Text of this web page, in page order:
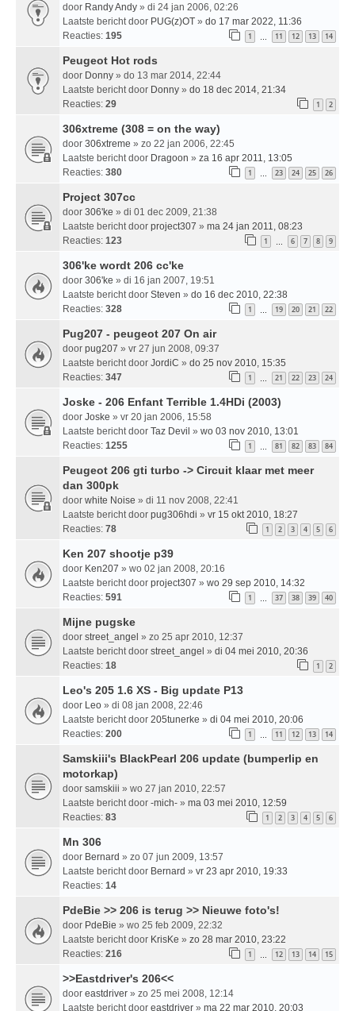
door Randy Andy » di 24 jan 2006, 02:26
Laatste bericht door PUG(z)OT » do 17 mar 2022, 11:36
Reacties: 195 1 … 11 12 13 14
Peugeot Hot rods
door Donny » do 13 mar 2014, 22:44
Laatste bericht door Donny » do 18 dec 2014, 21:34
Reacties: 29 1 2
306xtreme (308 = on the way)
door 306xtreme » zo 22 jan 2006, 22:45
Laatste bericht door Dragoon » za 16 apr 2011, 13:05
Reacties: 380 1 … 23 24 25 26
Project 307cc
door 306'ke » di 01 dec 2009, 21:38
Laatste bericht door project307 » ma 24 jan 2011, 08:23
Reacties: 123 1 … 6 7 8 9
306'ke wordt 206 cc'ke
door 306'ke » di 16 jan 2007, 19:51
Laatste bericht door Steven » do 16 dec 2010, 22:38
Reacties: 328 1 … 19 20 21 22
Pug207 - peugeot 207 On air
door pug207 » vr 27 jun 2008, 09:37
Laatste bericht door JordiC » do 25 nov 2010, 15:35
Reacties: 347 1 … 21 22 23 24
Joske - 206 Enfant Terrible 1.4HDi (2003)
door Joske » vr 20 jan 2006, 15:58
Laatste bericht door Taz Devil » wo 03 nov 2010, 13:01
Reacties: 1255 1 … 81 82 83 84
Peugeot 206 gti turbo -> Circuit klaar met meer
dan 300pk
door white Noise » di 11 nov 2008, 22:41
Laatste bericht door pug306hdi » vr 15 okt 2010, 18:27
Reacties: 78 1 2 3 4 5 6
Ken 207 shootje p39
door Ken207 » wo 02 jan 2008, 20:16
Laatste bericht door project307 » wo 29 sep 2010, 14:32
Reacties: 591 1 … 37 38 39 40
Mijne pugske
door street_angel » zo 25 apr 2010, 12:37
Laatste bericht door street_angel » di 04 mei 2010, 20:36
Reacties: 18 1 2
Leo's 205 1.6 XS - Big update P13
door Leo » di 08 jan 2008, 22:46
Laatste bericht door 205tunerke » di 04 mei 2010, 20:06
Reacties: 200 1 … 11 12 13 14
Samskiii's BlackPearl 206 update (bumperlip en
motorkap)
door samskiii » wo 27 jan 2010, 22:57
Laatste bericht door -mich- » ma 03 mei 2010, 12:59
Reacties: 83 1 2 3 4 5 6
Mn 306
door Bernard » zo 07 jun 2009, 13:57
Laatste bericht door Bernard » vr 23 apr 2010, 19:33
Reacties: 14
PdeBie >> 206 is terug >> Nieuwe foto's!
door PdeBie » wo 25 feb 2009, 22:32
Laatste bericht door KrisKe » zo 28 mar 2010, 23:22
Reacties: 216 1 … 12 13 14 15
>>Eastdriver's 206<<
door eastdriver » zo 25 mei 2008, 12:14
Laatste bericht door eastdriver » ma 22 mar 2010, 20:03